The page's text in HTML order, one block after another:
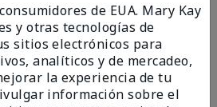
útil esta
de EUA. Mary Kay
y otras tecnologías de
sitios electrónicos para
analíticos y de mercadeo,
la experiencia de tu
información sobre el